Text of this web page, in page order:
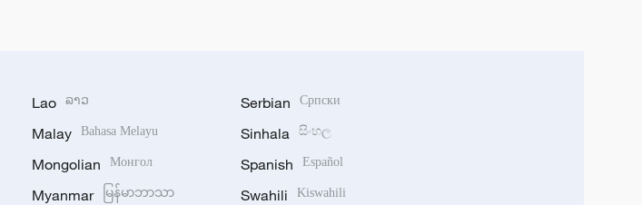
Lao ລາວ
Malay Bahasa Melayu
Mongolian Монгол
Myanmar မြန်မာဘာသာ
Serbian Српски
Sinhala සිංහල
Spanish Español
Swahili Kiswahili